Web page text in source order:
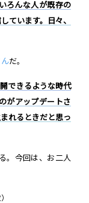
ろんな人が既存の
ています。日々、
だ。
できるような時代
がアップデートさ
れるときだと思っ
。今回は、お二人